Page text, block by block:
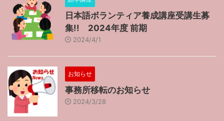
日本語ボランティア養成講座受講生募
集!! 2024年度 前期
2024/4/1
お知らせ
事務所移転のお知らせ
2024/3/28